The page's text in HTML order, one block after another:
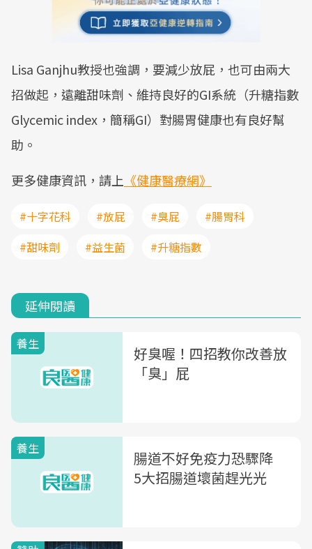
Lisa Ganjhu教授也強調，要減少放屁，也可由兩大
招做起，遠離甜味劑、維持良好的GI系統（升糖指數
Glycemic index，簡稱GI）對腸胃健康也有良好幫
助。
更多健康資訊，請上 《健康醫療網》
#十字花科 #放屁 #臭屁
#腸胃科
#甜味劑
#益生菌 #升糖指數
延伸閱讀
養生
好臭喔！四招教你改善放
「臭」屁
養生
腸道不好免疫力恐驟降
5大招腸道壞菌趕光光